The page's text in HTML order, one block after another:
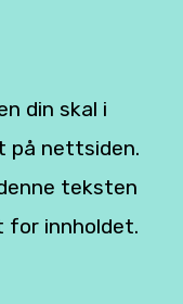
din skal i
på nettsiden.
teksten
for innholdet.